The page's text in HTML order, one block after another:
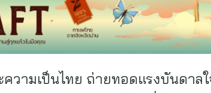
ามเป็นไทย ถ่ายทอดแรงบันดาล